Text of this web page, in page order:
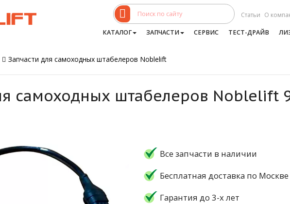
Статьи О
КАТАЛОГ ЗАПЧАСТИ СЕРВИС ТЕСТ-ДРАЙВ
Запчасти для самоходных штабелеров Noblelift
самоходных штабелеров Noblelift
Все запчасти в наличии
Бесплатная доставка по Москве
Гарантия до 3-х лет